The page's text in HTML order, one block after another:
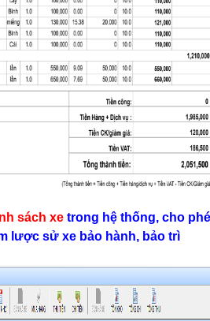
sách xetrong hệ thống, cho
lược sử xe bảo hành, bảo trì